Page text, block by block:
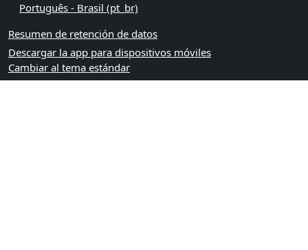
Português - Brasil ‎(pt_br)‎
Resumen de retención de datos
Descargar la app para dispositivos móviles
Cambiar al tema estándar